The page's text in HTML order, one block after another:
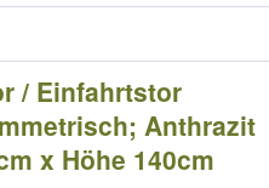
/ Einfahrtstor
Anthrazit
x Höhe 140cm